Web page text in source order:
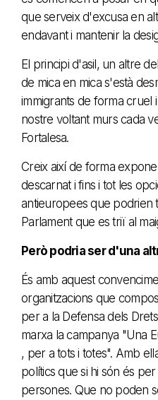
que serveix d'excusa en
endavant i mantenir la
El principi d'asil, un altre
de mica en mica s'està
immigrants de forma cruel
nostre voltant murs cada
Fortalesa.
Creix així de forma
descarnat i fins i tot les
antieuropees que podrien
Parlament que es triï al
Però podria ser d'una
És amb aquest
organitzacions que
per a la Defensa dels
marxa la campanya "Una
, per a tots i totes". Amb
polítics que si hi són és
persones. Que no poden